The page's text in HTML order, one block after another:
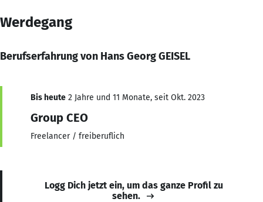
Werdegang
Berufserfahrung von Hans Georg GEISEL
Bis heute 2 Jahre und 11 Monate, seit Okt. 2023
Group CEO
Freelancer / freiberuflich
Logg Dich jetzt ein, um das ganze Profil zu
sehen.